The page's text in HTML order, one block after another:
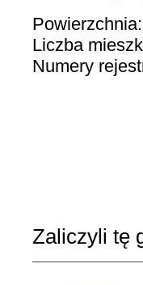
Liczba
Numery
Zaliczyli tę